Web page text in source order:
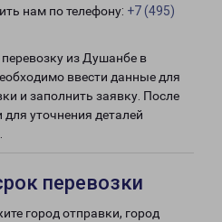
нам по телефону: +7 (495)
из Душанбе в
ввести данные для
и заполнить заявку. После
уточнения деталей
перевозки
город отправки, город